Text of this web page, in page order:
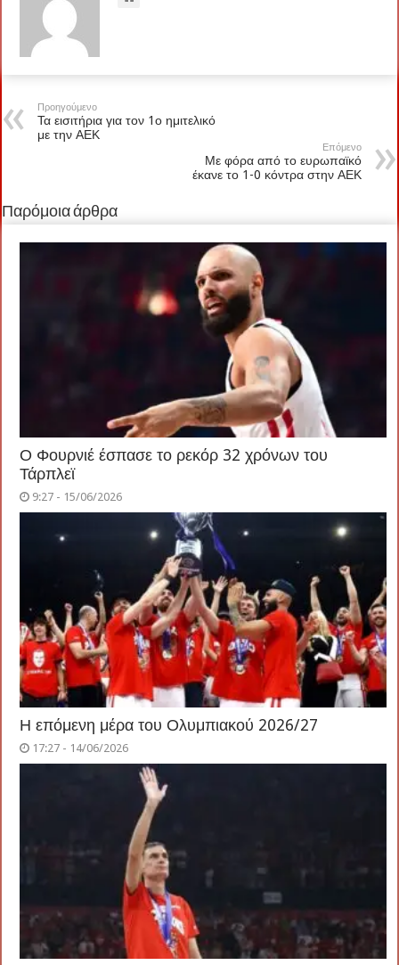
Προηγούμενο
Τα εισιτήρια για τον 1ο ημιτελικό
με την ΑΕΚ
Επόμενο
Με φόρα από το ευρωπαϊκό
έκανε το 1-0 κόντρα στην ΑΕΚ
Παρόμοια άρθρα
Ο Φουρνιέ έσπασε το ρεκόρ 32 χρόνων του
Τάρπλεϊ
9:27 - 15/06/2026
Η επόμενη μέρα του Ολυμπιακού 2026/27
17:27 - 14/06/2026